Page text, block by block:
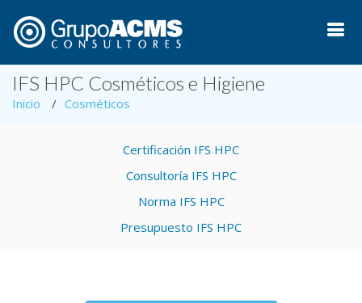
IFS HPC Cosméticos e Higiene
Inicio Cosméticos
Certificación IFS HPC
Consultoría IFS HPC
Norma IFS HPC
Presupuesto IFS HPC